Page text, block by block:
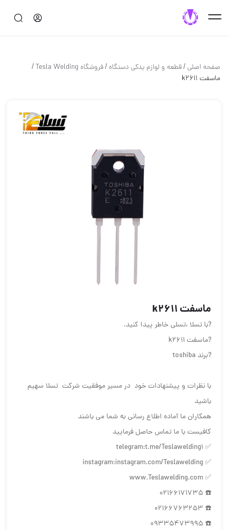
صفحه اصلی/قطعه و لوازم یدکی دستگاه/فروشگاه Tesla Welding /
ماسفت k2611
ماسفت k2611
?با تسلا ،تسلی خاطر پیدا کنید.
?ماسفت k2611
?برند toshiba
با نظرات و پیشنهادات خود در مسیر موفقیت شرکت تسلا سهیم
باشید
همکاران ما آماده اطلاع رسانی به شما می باشند
کافیست با ما تماس حاصل فرمایید
✅ telegram:t.me/Teslawelding1
✅ instagram:instagram.com/Teslawelding
✅ www.Teslawelding.com
☎️ 02166171735
☎️ 02166763253
☎️ 09335473995